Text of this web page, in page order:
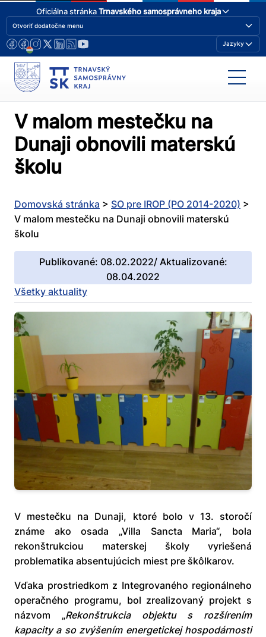
Oficiálna stránkaTrnavského samosprávneho kraja
Otvoriť dodatočne menu
Jazyky
V malom mestečku na
Dunaji obnovili materskú
školu
Domovská stránka > SO pre IROP (PO 2014-2020) >
V malom mestečku na Dunaji obnovili materskú
školu
Publikované: 08.02.2022/ Aktualizované:
08.04.2022
Všetky aktuality
V mestečku na Dunaji, ktoré bolo v 13. storočí
známe ako osada „Villa Sancta Maria“, bola
rekonštrukciou materskej školy vyriešená
problematika absentujúcich miest pre škôlkarov.
Vďaka prostriedkom z Integrovaného regionálneho
operačného programu, bol zrealizovaný projekt s
názvom „Rekonštrukcia objektu s rozšírením
kapacity a so zvýšením energetickej hospodárnosti